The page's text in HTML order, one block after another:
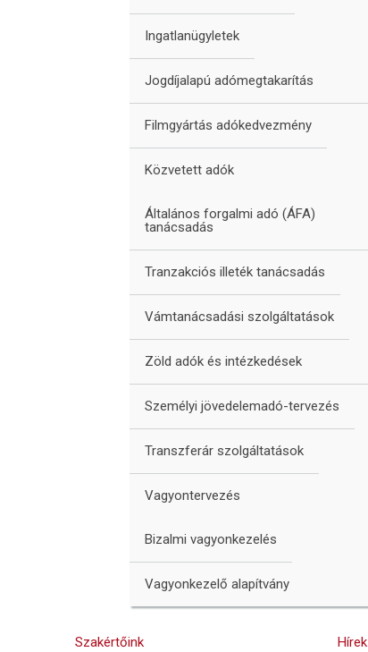
Ingatlanügyletek
Jogdíjalapú adómegtakarítás
Filmgyártás adókedvezmény
Közvetett adók
Általános forgalmi adó (ÁFA)
tanácsadás
Tranzakciós illeték tanácsadás
Vámtanácsadási szolgáltatások
Zöld adók és intézkedések
Személyi jövedelemadó-tervezés
Transzferár szolgáltatások
Vagyontervezés
Bizalmi vagyonkezelés
Vagyonkezelő alapítvány
Szakértőink Hírek